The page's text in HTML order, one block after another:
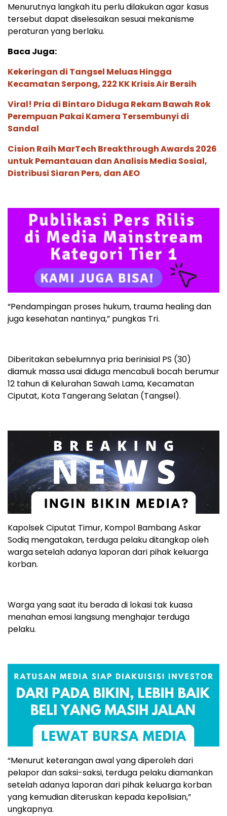
Menurutnya langkah itu perlu dilakukan agar kasus
tersebut dapat diselesaikan sesuai mekanisme
peraturan yang berlaku.
Baca Juga:
Kekeringan di Tangsel Meluas Hingga
Kecamatan Serpong, 222 KK Krisis Air Bersih
Viral! Pria di Bintaro Diduga Rekam Bawah Rok
Perempuan Pakai Kamera Tersembunyi di
Sandal
Cision Raih MarTech Breakthrough Awards 2026
untuk Pemantauan dan Analisis Media Sosial,
Distribusi Siaran Pers, dan AEO
“Pendampingan proses hukum, trauma healing dan
juga kesehatan nantinya,” pungkas Tri.
Diberitakan sebelumnya pria berinisial PS (30)
diamuk massa usai diduga mencabuli bocah berumur
12 tahun di Kelurahan Sawah Lama, Kecamatan
Ciputat, Kota Tangerang Selatan (Tangsel).
Kapolsek Ciputat Timur, Kompol Bambang Askar
Sodiq mengatakan, terduga pelaku ditangkap oleh
warga setelah adanya laporan dari pihak keluarga
korban.
Warga yang saat itu berada di lokasi tak kuasa
menahan emosi langsung menghajar terduga
pelaku.
“Menurut keterangan awal yang diperoleh dari
pelapor dan saksi-saksi, terduga pelaku diamankan
setelah adanya laporan dari pihak keluarga korban
yang kemudian diteruskan kepada kepolisian,”
ungkapnya.